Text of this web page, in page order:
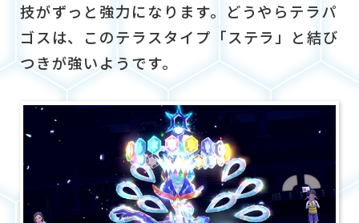
技がずっと強力になります。どうやらテラパ
ゴスは、このテラスタイプ「ステラ」と結び
つきが強いようです。